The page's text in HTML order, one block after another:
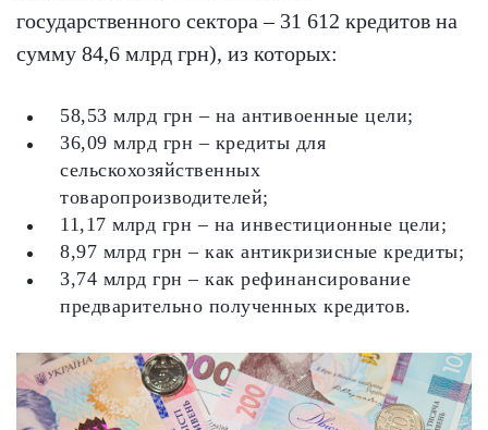
государственного сектора – 31 612 кредитов на
сумму 84,6 млрд грн), из которых:
58,53 млрд грн – на антивоенные цели;
36,09 млрд грн – кредиты для
сельскохозяйственных
товаропроизводителей;
11,17 млрд грн – на инвестиционные цели;
8,97 млрд грн – как антикризисные кредиты;
3,74 млрд грн – как рефинансирование
предварительно полученных кредитов.